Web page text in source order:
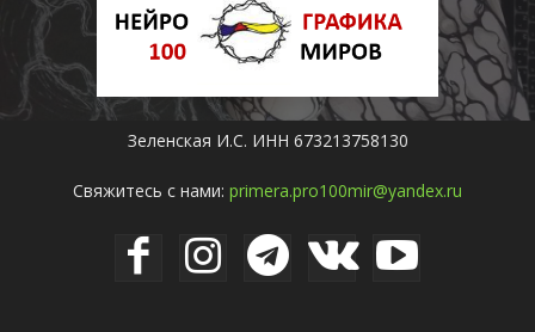
Зеленская И.С. ИНН 673213758130
Свяжитесь с нами: primera.pro100mir@yandex.ru